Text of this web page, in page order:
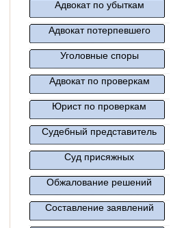
Адвокат по убыткам
Адвокат потерпевшего
Уголовные споры
Адвокат по проверкам
Юрист по проверкам
Судебный представитель
Суд присяжных
Обжалование решений
Составление заявлений